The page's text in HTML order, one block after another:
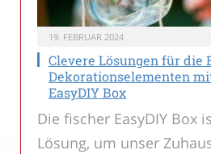
19. FEBRUAR 2024
Clevere Lösungen für die
Dekorationselementen
EasyDIY Box
Die fischer EasyDIY Box
Lösung, um unser